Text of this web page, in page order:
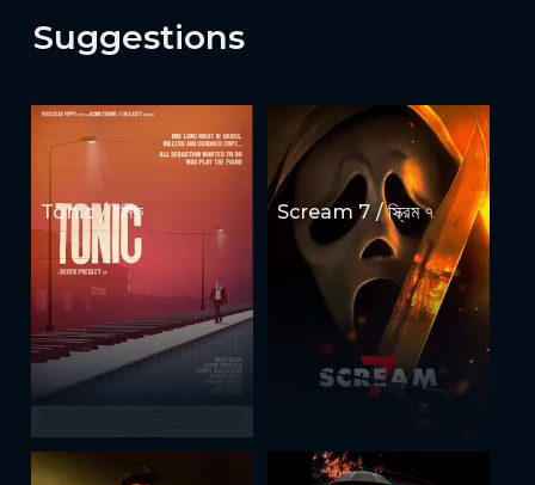
Suggestions
Tonic / টনিক Scream 7 / স্ক্রিম ৭